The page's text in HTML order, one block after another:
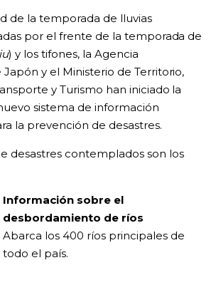
de la temporada de lluvias
por el frente de la temporada de
) y los tifones, la Agencia
y el Ministerio de Territorio,
y Turismo han iniciado la
sistema de información
la prevención de desastres.
desastres contemplados son los
Información sobre el
desbordamiento de ríos
Abarca los 400 ríos principales de
todo el país.